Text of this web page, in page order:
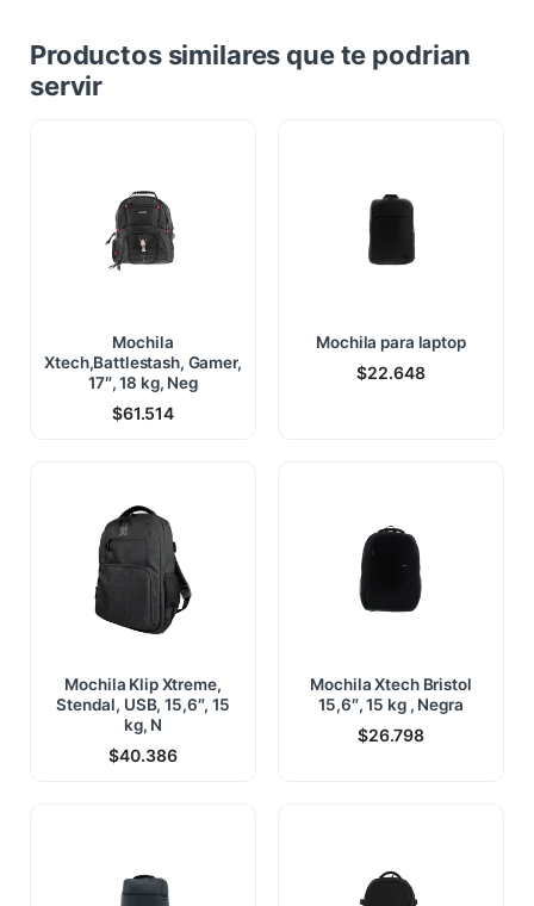
Productos similares que te podrian
servir
Mochila
Xtech,Battlestash, Gamer,
17″, 18 kg, Neg
$61.514
Mochila para laptop
$22.648
Mochila Klip Xtreme,
Stendal, USB, 15,6″, 15
kg, N
$40.386
Mochila Xtech Bristol
15,6″, 15 kg , Negra
$26.798